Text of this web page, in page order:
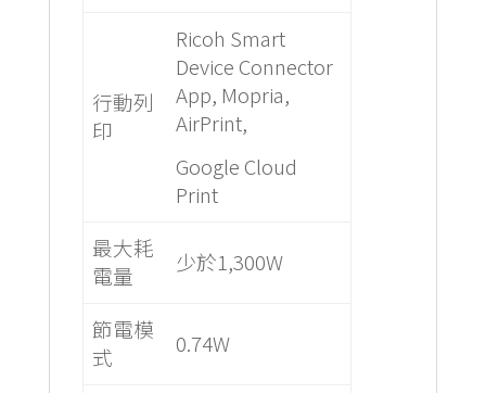
行動列
印
Ricoh Smart
Device Connector
App, Mopria,
AirPrint,
Google Cloud
Print
最大耗
電量
少於1,300W
節電模
式
0.74W